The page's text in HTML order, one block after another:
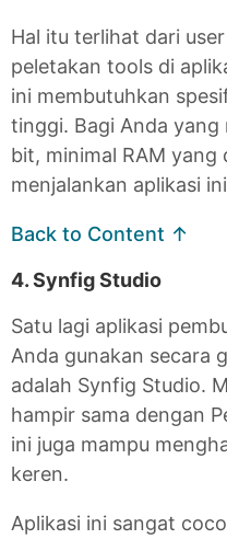
Hal itu terlihat dari
peletakan tools di
ini membutuhkan
tinggi. Bagi Anda
bit, minimal RAM yang
menjalankan aplikasi
Back to Content ↑
4. Synfig Studio
Satu lagi aplikasi
Anda gunakan secara
adalah Synfig Studio.
hampir sama dengan
ini juga mampu
keren.
Aplikasi ini sangat